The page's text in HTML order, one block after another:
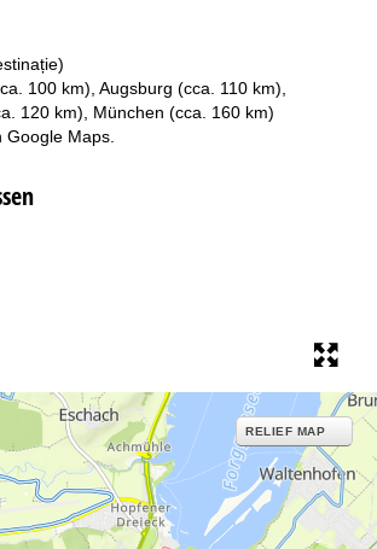
100 km), Augsburg (cca. 110 km),
120 km), München (cca. 160 km)
Google Maps
RELIEF MAP